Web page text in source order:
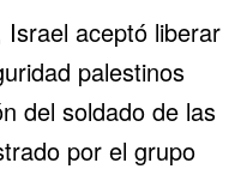
aceptó liberar
palestinos
del soldado de las
por el grupo